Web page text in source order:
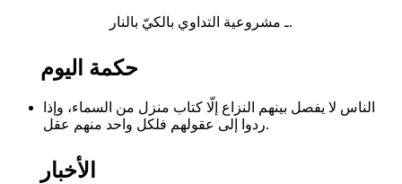
ـ مشروعية التداوي بالكيّ بالنار.
حكمة اليوم
الناس لا يفصل بينهم النزاع إلّا كتاب منزل من السماء، وإذا
ردوا إلى عقولهم فلكل واحد منهم عقل.
الأخبار